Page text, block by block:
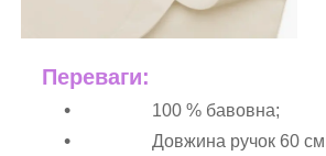
Переваги:
100 % бавовна;
Довжина ручок 60